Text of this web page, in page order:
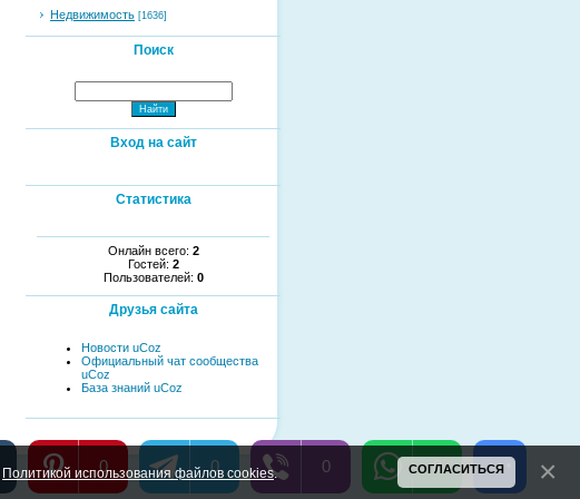
Недвижимость [1636]
Поиск
Вход на сайт
Статистика
Онлайн всего: 2
Гостей: 2
Пользователей: 0
Друзья сайта
Новости uCoz
Официальный чат сообщества
uCoz
База знаний uCoz
0 0 0 0
Политикой использования файлов cookies. СОГЛАСИТЬСЯ